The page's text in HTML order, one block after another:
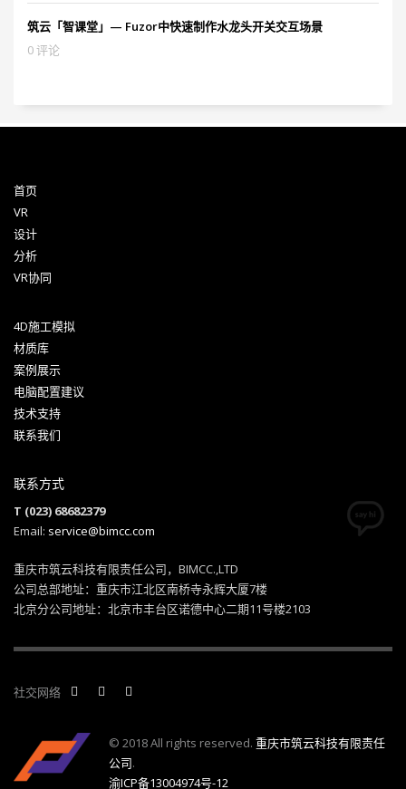
筑云「智课堂」— Fuzor中快速制作水龙头开关交互场景
0 评论
首页
设计
分析
VR协同
4D施工模拟
材质库
案例展示
电脑配置建议
技术支持
联系我们
联系方式
T (023) 68682379
service@bimcc.com
重庆市筑云科技有限责任公司，BIMCC.,LTD
公司总部地址：重庆市江北区南桥寺永辉大厦7楼
北京分公司地址：北京市丰台区诺德中心二期11号楼2103
社交网络
© 2018 All rights reserved. 重庆市筑云科技有限责任
公司